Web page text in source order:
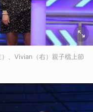
、Vivian（右）親子檔上節